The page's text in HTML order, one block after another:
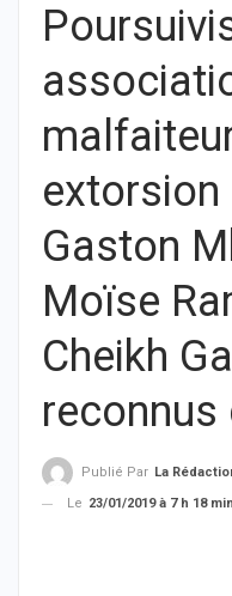
Gaston
Moïse
Cheikh
Publié Par La Rédaction De
Le 23/01/2019 à 7 h 18 min